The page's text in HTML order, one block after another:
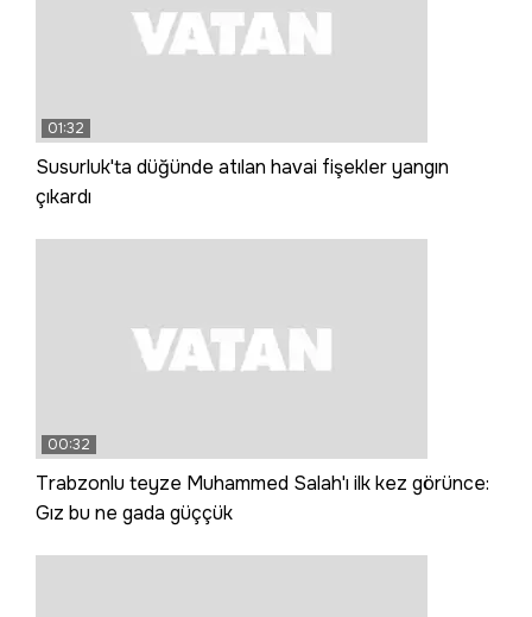
01:32
Susurluk'ta düğünde atılan havai fişekler yangın
çıkardı
00:32
Trabzonlu teyze Muhammed Salah'ı ilk kez görünce:
Gız bu ne gada güççük